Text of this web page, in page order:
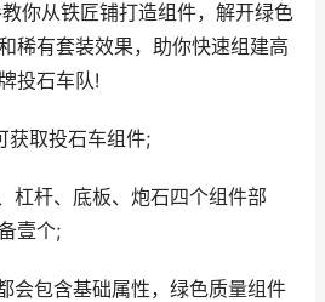
你从铁匠铺打造组件，解开绿色
稀有套装效果，助你快速组建高
投石车队!
取投石车组件;
杆、底板、炮石四个组件部
壹个;
包含基础属性，绿色质量组件